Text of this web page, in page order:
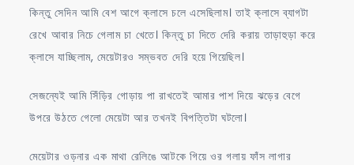
কিন্তু সেদিন আমি বেশ আগে ক্লাসে চলে এসেছিলাম। তাই ক্লাসে ব্যাগটা
রেখে আবার নিচে গেলাম চা খেতে। কিন্তু চা দিতে দেরি করায় তাড়াহুড়া করে
ক্লাসে যাচ্ছিলাম, মেয়েটারও সম্ভবত দেরি হয়ে গিয়েছিল।
সেজন্যেই আমি সিঁড়ির গোড়ায় পা রাখতেই আমার পাশ দিয়ে ঝড়ের বেগে
উপরে উঠতে গেলো মেয়েটা আর তখনই বিপত্তিটা ঘটলো।
মেয়েটার ওড়নার এক মাথা রেলিঙে আটকে গিয়ে ওর গলায় ফাঁস লাগার